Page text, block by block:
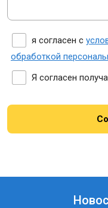
я согласен с
обработкой
Я согласен